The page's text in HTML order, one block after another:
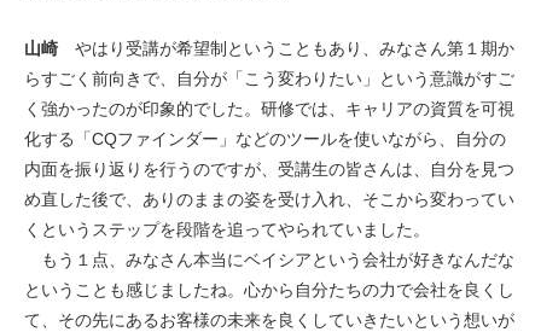
山崎 やはり受講が希望制ということもあり、みなさん第１期か
らすごく前向きで、自分が「こう変わりたい」という意識がすご
く強かったのが印象的でした。研修では、キャリアの資質を可視
化する「CQファインダー」などのツールを使いながら、自分の
内面を振り返りを行うのですが、受講生の皆さんは、自分を見つ
め直した後で、ありのままの姿を受け入れ、そこから変わってい
くというステップを段階を追ってやられていました。
もう１点、みなさん本当にベイシアという会社が好きなんだな
ということも感じましたね。心から自分たちの力で会社を良くし
て、その先にあるお客様の未来を良くしていきたいという想いが